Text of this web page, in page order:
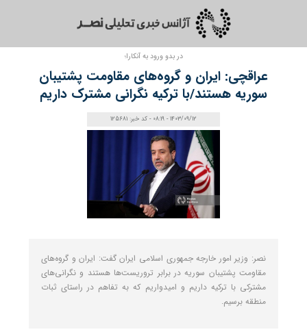
در بدو ورود به آنکارا؛
عراقچی: ایران ‌و گروه‌های مقاومت پشتیبان
سوریه هستند/با ترکیه نگرانی مشترک داریم
1403/09/12 - 08:19 - کد خبر: 125681
نصر: وزیر امور خارجه جمهوری اسلامی ایران گفت: ایران ‌و گروه‌های
مقاومت پشتیبان سوریه در برابر تروریست‌ها هستند و نگرانی‌های
مشترکی با ترکیه داریم و امیدواریم که به تفاهم در راستای ثبات
منطقه برسیم.